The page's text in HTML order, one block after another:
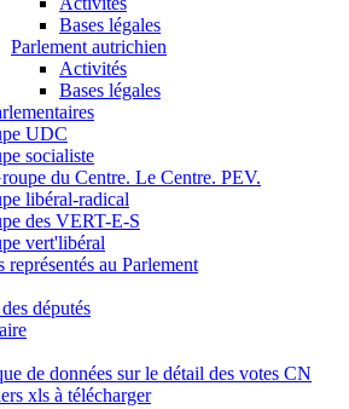
Bases légales
Parlement autrichien
Activités
Bases légales
UDC
socialiste
du Centre. Le Centre. PEV.
libéral-radical
des VERT-E-S
vert'libéral
représentés au Parlement
députés
de données sur le détail des votes CN
xls à télécharger